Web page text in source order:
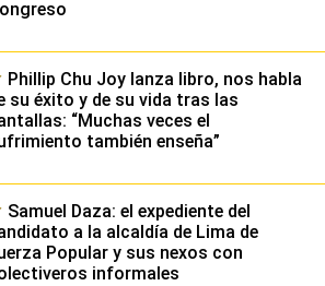
Phillip Chu Joy lanza libro, nos habla
su éxito y de su vida tras las
“Muchas veces el
también enseña”
Samuel Daza: el expediente del
a la alcaldía de Lima de
Popular y sus nexos con
informales